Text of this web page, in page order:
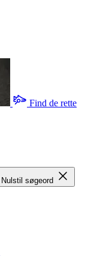
Find de rette
Nulstil søgeord